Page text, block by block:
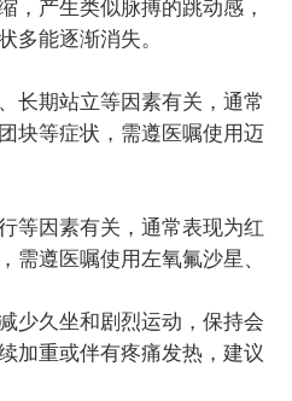
，产生类似脉搏的跳动感，
多能逐渐消失。
长期站立等因素有关，通常
块等症状，需遵医嘱使用迈
等因素有关，通常表现为红
需遵医嘱使用左氧氟沙星、
少久坐和剧烈运动，保持会
加重或伴有疼痛发热，建议